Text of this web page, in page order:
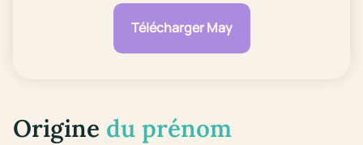
Télécharger May
Origine du prénom